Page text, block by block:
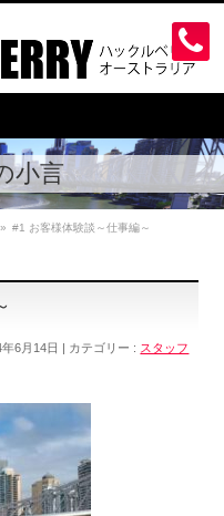
小言
» #1 お客様体験談～仕事編～
6月14日 カテゴリー : スタッフ